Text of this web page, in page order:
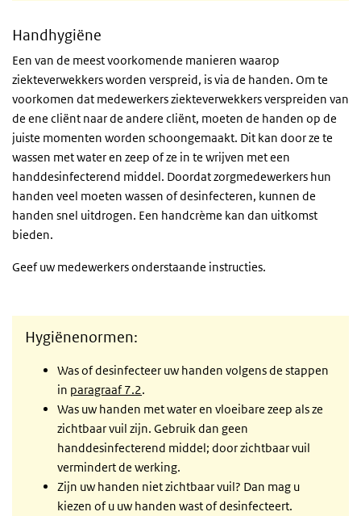
Handhygiëne
Een van de meest voorkomende manieren waarop
ziekteverwekkers worden verspreid, is via de handen. Om te
voorkomen dat medewerkers ziekteverwekkers verspreiden van
de ene cliënt naar de andere cliënt, moeten de handen op de
juiste momenten worden schoongemaakt. Dit kan door ze te
wassen met water en zeep of ze in te wrijven met een
handdesinfecterend middel. Doordat zorgmedewerkers hun
handen veel moeten wassen of desinfecteren, kunnen de
handen snel uitdrogen. Een handcrème kan dan uitkomst
bieden.
Geef uw medewerkers onderstaande instructies.
Hygiënenormen:
Was of desinfecteer uw handen volgens de stappen
in paragraaf 7.2.
Was uw handen met water en vloeibare zeep als ze
zichtbaar vuil zijn. Gebruik dan geen
handdesinfecterend middel; door zichtbaar vuil
vermindert de werking.
Zijn uw handen niet zichtbaar vuil? Dan mag u
kiezen of u uw handen wast of desinfecteert.